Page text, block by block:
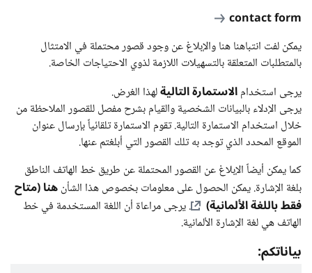
contact form
يمكن لفت انتباهنا هنا والإبلاغ عن وجود قصور محتملة في الامتثال
بالمتطلبات المتعلقة بالتسهيلات اللازمة لذوي الاحتياجات الخاصة.
يرجى استخدامالاستمارة التاليةلهذا الغرض.
يرجى الإدلاء بالبيانات الشخصية والقيام بشرح مفصل للقصور الملاحظة من
خلال استخدام الاستمارة التالية. تقوم الاستمارة تلقائياً بإرسال عنوان
الموقع المحدد الذي توجد به تلك القصور التي أبلغتم عنها.
كما يمكن أيضاً الإبلاغ عن القصور المحتملة عن طريق خط الهاتف الناطق
بلغة الإشارة. يمكن الحصول على معلومات بخصوص هذا الشأنهنا (متاح
فقط باللغة الألمانية)
. يرجى مراعاة أن اللغة المستخدمة في خط
الهاتف هي لغة الإشارة الألمانية.
بياناتكم: